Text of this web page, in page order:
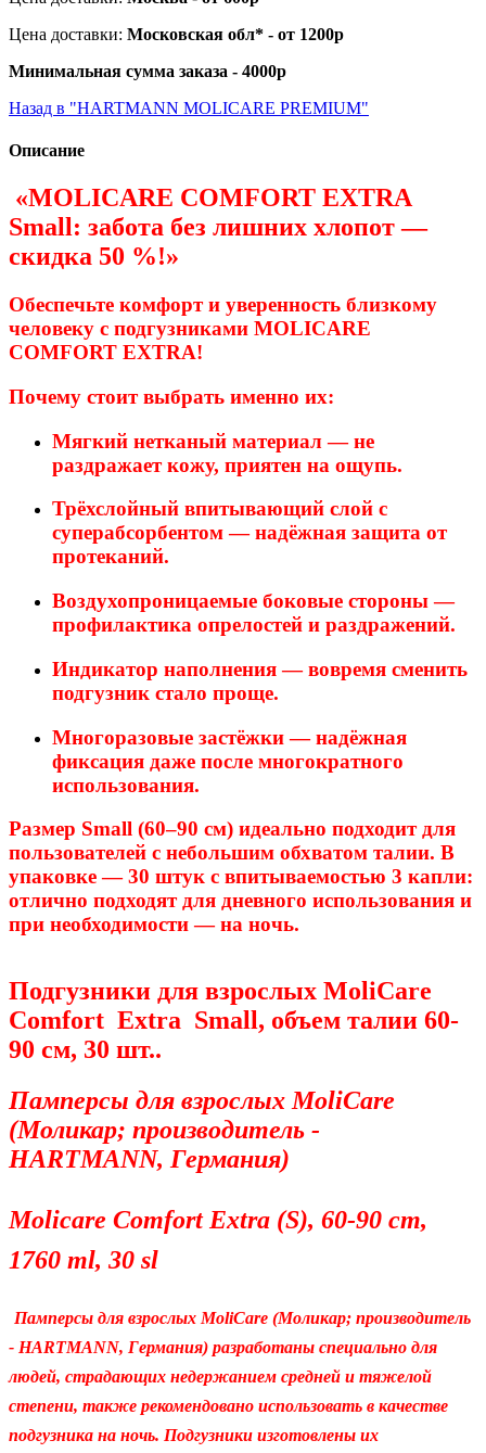
Цена доставки: Московская обл* - от 1200р
Минимальная сумма заказа - 4000р
Назад в "HARTMANN MOLICARE PREMIUM"
Описание
«MOLICARE COMFORT EXTRA
Small: забота без лишних хлопот—
скидка 50 %!»
Обеспечьте комфорти уверенность близкому
человеку с подгузниками MOLICARE
COMFORT EXTRA!
Почему стоитвыбрать именно их:
Мягкий нетканый материал — не
раздражаеткожу, приятен на ощупь.
Трёхслойный впитывающий слой с
суперабсорбентом— надёжная защита от
протеканий.
Воздухопроницаемые боковые стороны —
профилактика опрелостей и раздражений.
Индикатор наполнения— вовремя сменить
подгузник стало проще.
Многоразовые застёжки— надёжная
фиксация даже после многократного
использования.
Размер Small (60–90 см) идеально подходитдля
пользователей с небольшим обхватом талии. В
упаковке— 30 штук с впитываемостью 3 капли:
отлично подходятдля дневного использования и
при необходимости— на ночь.
Подгузники для взрослых MoliCare
Comfort Extra Small, объем талии 60-
90 см, 30 шт..
Памперсы для взрослых MoliCare
(Моликар; производитель -
HARTMANN, Германия)
Molicare Comfort Extra (S), 60-90 cm,
1760 ml, 30 sl
Памперсы для взрослых MoliCare (Моликар; производитель
- HARTMANN, Германия) разработаны специально для
людей, страдающих недержанием средней и тяжелой
степени, также рекомендовано использовать в качестве
подгузника на ночь. Подгузники изготовлены их